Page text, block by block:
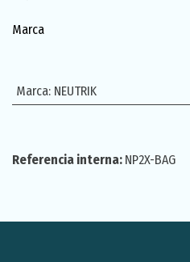
Marca
Marca: NEUTRIK
Referencia interna: NP2X-BAG